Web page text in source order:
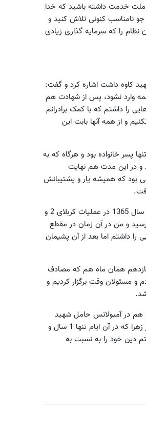
خدمت داشته باشید که خدا
نامناسب کنونی تلاش کنید و
نظام را که سرمایه گذاری زیادی
کاوه داشت اشاره کرد و گفت:
وارد نشود، پس از شهادت هم
را داشتم که با کمک برادرانم
و از همه آنها بابت این
همسرم 4 خواهر داشت و محمود تنها پسر خانواده بود و هرگاه که به
و در این مدت هم نهایت
بود که همیشه یار و پشتیبانش
همسر شهید کاوه در رابطه با شهادت همسرش هم گفت: محمود در تاریخ 8 شهریور ماه سال 1365 در عملیات کربلای 2 و
رسید و من در آن زمان در مقطع
داشتم اما بعد از آن پشیمان
و در روز یازدهم همان ماه هم که مصادف
و مسئولان وقت برگزار کردیم و
هم در آمبولانس حامل شهید
آخرین دیدارم را با همسرم داشتم و تا بهشت رضا (ع) با او درد دل کردم و قول دادم تا از زهرا که در آن ایام تنها 1 سال و
دین خود را به نسبت به